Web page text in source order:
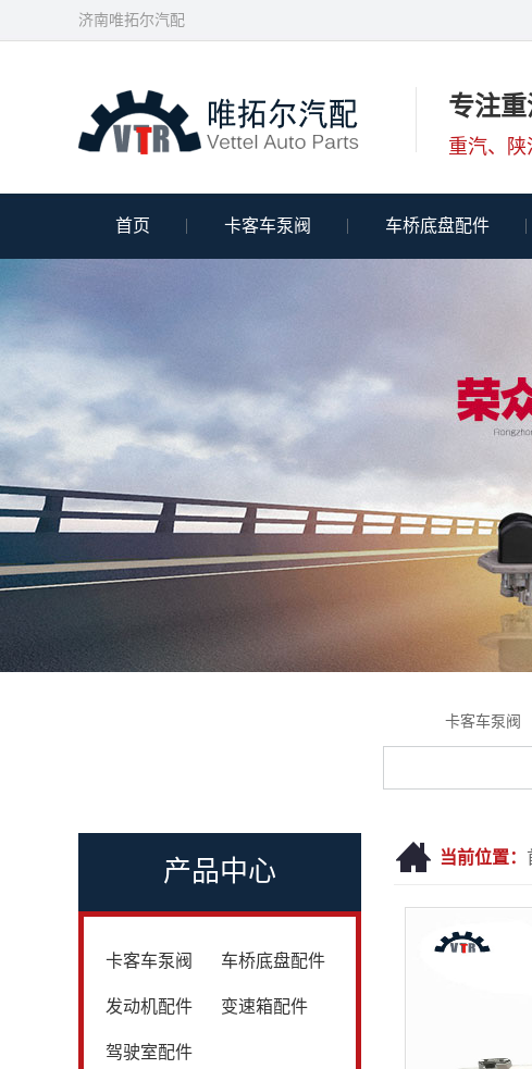
济南唯拓尔汽配
专注
重汽、陕
首页 卡客车泵阀 车桥底盘配件
卡客车泵阀
当前位置：
产品中心
卡客车泵阀 车桥底盘配件
发动机配件 变速箱配件
驾驶室配件